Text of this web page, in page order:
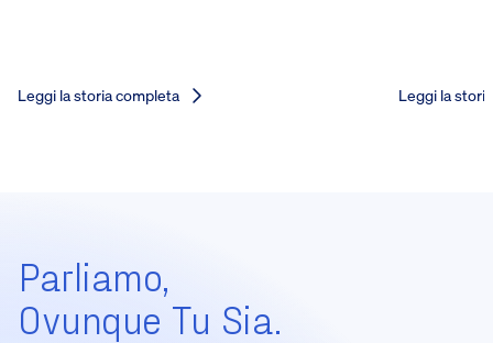
Leggi la storia completa Leggi la
Parliamo,
Ovunque Tu Sia.